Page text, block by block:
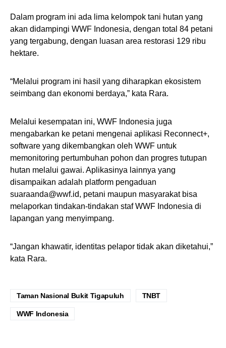
Dalam program ini ada lima kelompok tani hutan yang
akan didampingi WWF Indonesia, dengan total 84 petani
yang tergabung, dengan luasan area restorasi 129 ribu
hektare.
“Melalui program ini hasil yang diharapkan ekosistem
seimbang dan ekonomi berdaya,” kata Rara.
Melalui kesempatan ini, WWF Indonesia juga
mengabarkan ke petani mengenai aplikasi Reconnect+,
software yang dikembangkan oleh WWF untuk
memonitoring pertumbuhan pohon dan progres tutupan
hutan melalui gawai. Aplikasinya lainnya yang
disampaikan adalah platform pengaduan
suaraanda@wwf.id, petani maupun masyarakat bisa
melaporkan tindakan-tindakan staf WWF Indonesia di
lapangan yang menyimpang.
“Jangan khawatir, identitas pelapor tidak akan diketahui,”
kata Rara.
Taman Nasional Bukit Tigapuluh TNBT
WWF Indonesia